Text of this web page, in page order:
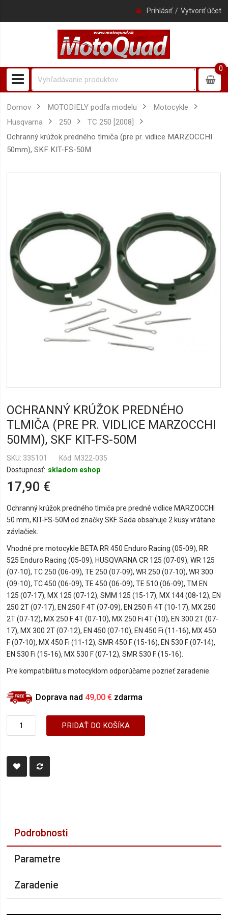
Prihlásiť Vytvoriť účet
0
0item
Domov MOTODIELY podľa modelu
Motocykle
Husqvarna
250
TC 250 [2008]
ochranný krúžok predného tlmiča (pre pr. vidlice MARZOCCHI
50mm), SKF KIT-FS-50M
OCHRANNÝ KRÚŽOK PREDNÉHO
TLMIČA (PRE PR. VIDLICE MARZOCCHI
50MM), SKF KIT-FS-50M
Dostupnosť: skladom eshop
SKU 335101 Kód: M322-035
17,90 €
Ochranný krúžok predného tlmiča pre predné vidlice MARZOCCHI
50 mm, KIT-FS-50M od značky SKF. Sada obsahuje 2 kusy vrátane
závlačiek.
Vhodné pre motocykle BETA RR 450 Enduro Racing (05-09), RR
525 Enduro Racing (05-09), HUSQVARNA CR 125 (07-09), WR 125
(07-10), TC 250 (06-09), TE 250 (07-09), WR 250 (07-10), WR 300
(09-10), TC 450 (06-09), TE 450 (06-09), TE 510 (06-09), TM EN
125 (07-17), MX 125 (07-12), SMM 125 (15-17), MX 144 (08-12), EN
250 2T (07-17), EN 250 F 4T (07-09), EN 250 Fi 4T (10-17), MX 250
2T (07-12), MX 250 F 4T (07-10), MX 250 Fi 4T (10), EN 300 2T (07-
17), MX 300 2T (07-12), EN 450 (07-10), EN 450 Fi (11-16), MX 450
F (07-10), MX 450 Fi (11-12), SMR 450 F (15-16), EN 530 F (07-14),
EN 530 Fi (15-16), MX 530 F (07-12), SMR 530 F (15-16).
Pre kompatibilitu s motocyklom odporúčame pozrieť zaradenie.
Doprava nad 49,00 € zdarma
PRIDAŤ DO KOŠÍKA
Podrobnosti
Parametre
Zaradenie